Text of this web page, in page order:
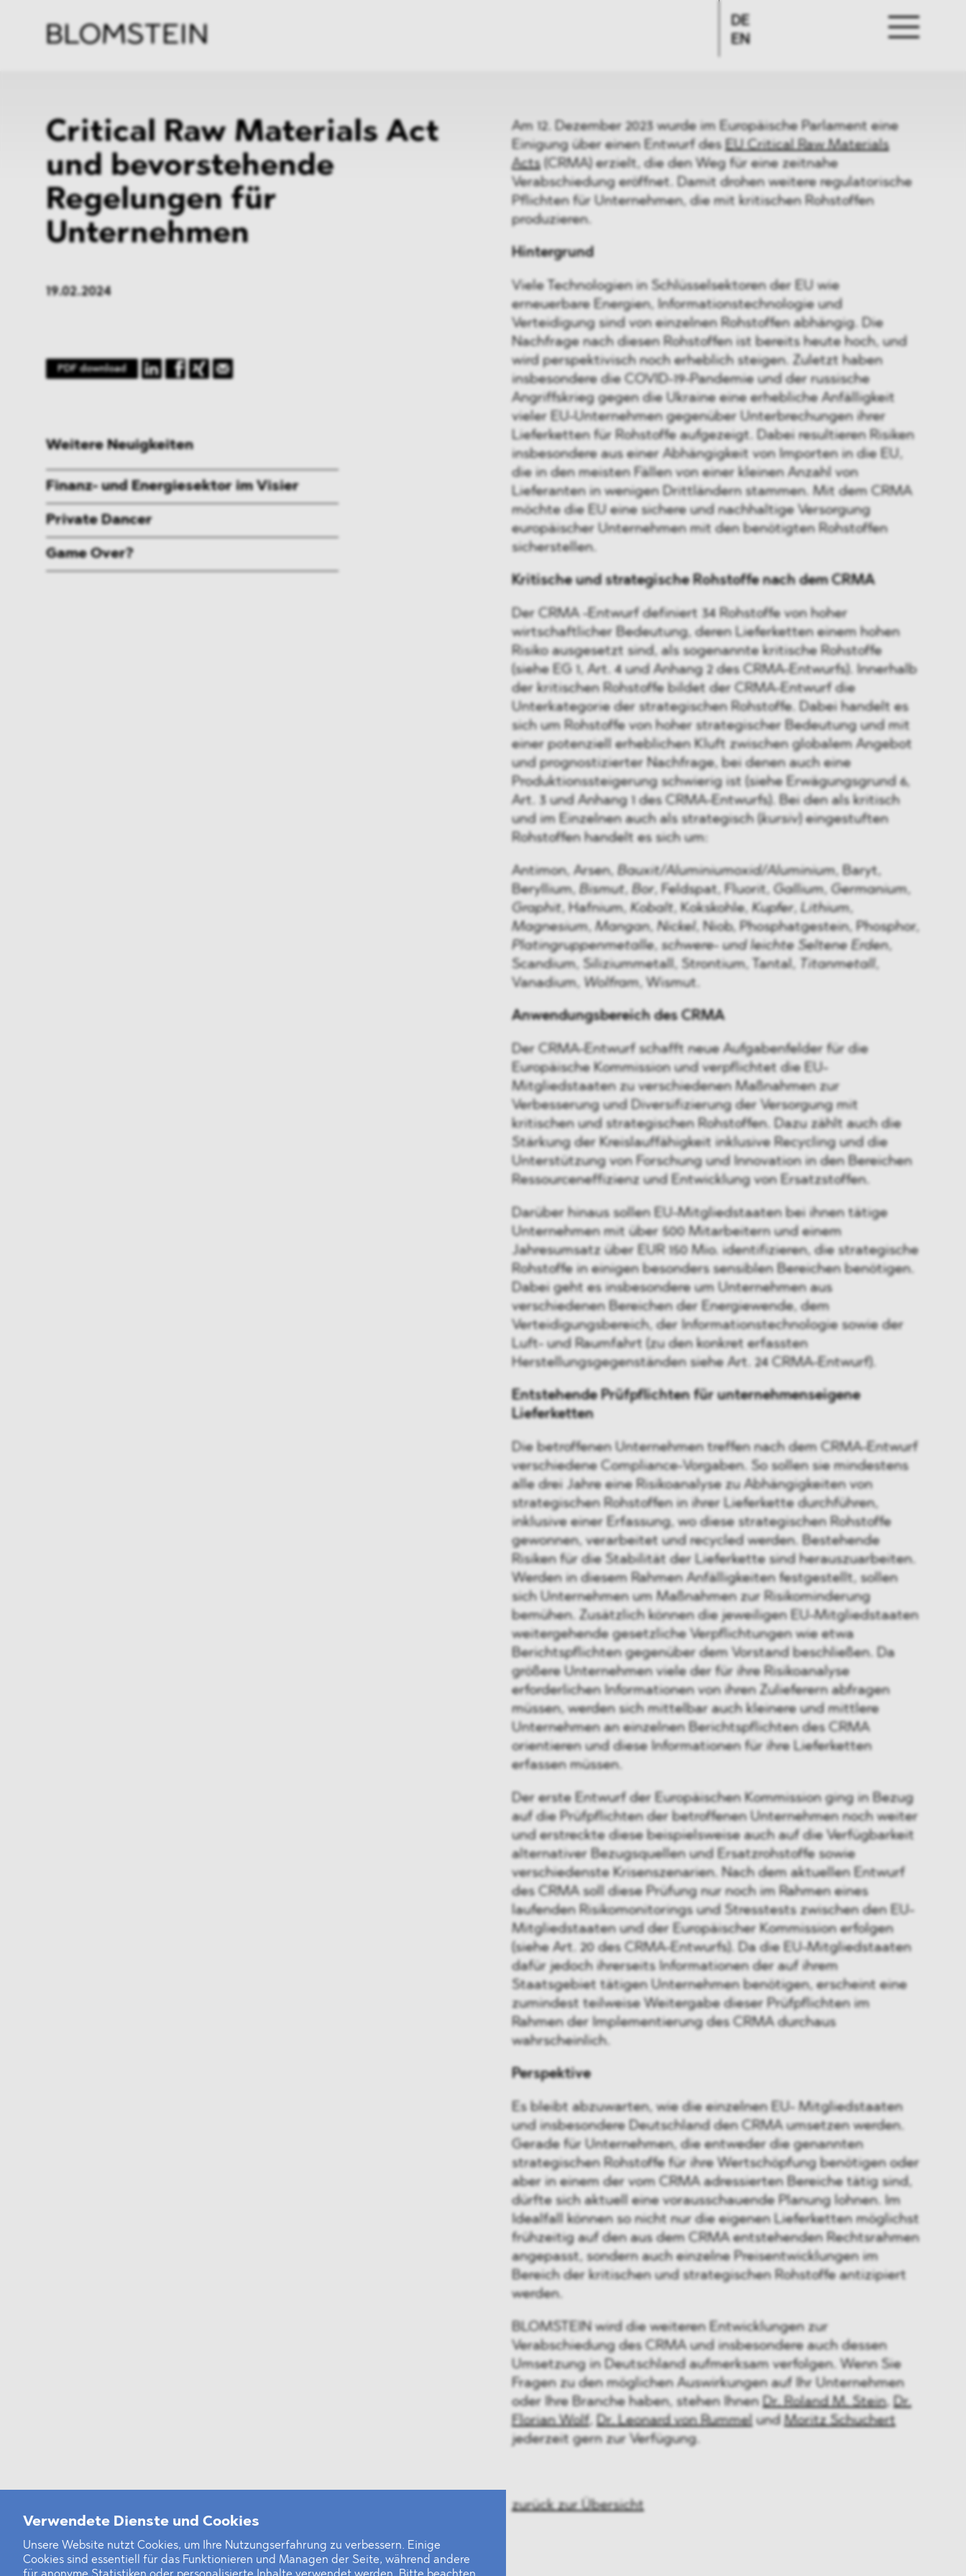
Verwendete Dienste und Cookies
Unsere Website nutzt Cookies, um Ihre Nutzungserfahrung zu verbessern. Einige
Cookies sind essentiell für das Funktionieren und Managen der Seite, während andere
DE
EN
Critical Raw Materials Act
und bevorstehende
Regelungen für
Unternehmen
19.02.2024
PDF download
Am 12. Dezember 2023 wurde im Europäische Parlament eine
Einigung über einen Entwurf des EU Critical Raw Materials
Acts(CRMA) erzielt, die den Weg für eine zeitnahe
Verabschiedung eröffnet. Damit drohen weitere regulatorische
Pflichten für Unternehmen, die mit kritischen Rohstoffen
produzieren.
Hintergrund
Viele Technologien in Schlüsselsektoren der EU wie
erneuerbare Energien, Informationstechnologie und
Verteidigung sind von einzelnen Rohstoffen abhängig. Die
Nachfrage nach diesen Rohstoffen ist bereits heute hoch, und
wird perspektivisch noch erheblich steigen. Zuletzt haben
insbesondere die COVID-19-Pandemie und der russische
Angriffskrieg gegen die Ukraine eine erhebliche Anfälligkeit
vieler EU-Unternehmen gegenüber Unterbrechungen ihrer
Lieferketten für Rohstoffe aufgezeigt. Dabei resultieren Risiken
insbesondere aus einer Abhängigkeit von Importen in die EU,
die in den meisten Fällen von einer kleinen Anzahl von
Lieferanten in wenigen Drittländern stammen. Mit dem CRMA
möchte die EU eine sichere und nachhaltige Versorgung
europäischer Unternehmen mit den benötigten Rohstoffen
sicherstellen.
Kritische und strategische Rohstoffe nach dem CRMA
Der CRMA -Entwurf definiert 34 Rohstoffe von hoher
wirtschaftlicher Bedeutung, deren Lieferketten einem hohen
Risiko ausgesetzt sind, als sogenannte kritische Rohstoffe
(siehe EG 1, Art. 4 und Anhang 2 des CRMA-Entwurfs). Innerhalb
der kritischen Rohstoffe bildet der CRMA-Entwurf die
Unterkategorie der strategischen Rohstoffe. Dabei handelt es
sich um Rohstoffe von hoher strategischer Bedeutung und mit
einer potenziell erheblichen Kluft zwischen globalem Angebot
und prognostizierter Nachfrage, bei denen auch eine
Produktionssteigerung schwierig ist (siehe Erwägungsgrund 6,
Art. 3 und Anhang 1 des CRMA-Entwurfs). Bei den als kritisch
und im Einzelnen auch als strategisch ( kursiv ) eingestuften
Rohstoffen handelt es sich um:
Antimon, Arsen, Bauxit/Aluminiumoxid/Aluminium, Baryt,
Beryllium, Bismut, Bor, Feldspat, Fluorit,Gallium,Germanium,
Graphit, Hafnium, Kobalt, Kokskohle, Kupfer, Lithium,
Magnesium, Mangan, Nickel, Niob, Phosphatgestein, Phosphor,
Platingruppenmetalle, schwere- und leichte Seltene Erden,
Scandium, Siliziummetall, Strontium, Tantal, Titanmetall,
Vanadium, Wolfram, Wismut.
Anwendungsbereich des CRMA
Der CRMA-Entwurf schafft neue Aufgabenfelder für die
Europäische Kommission und verpflichtet die EU-
Mitgliedstaaten zu verschiedenen Maßnahmen zur
Verbesserung und Diversifizierung der Versorgung mit
kritischen und strategischen Rohstoffen. Dazu zählt auch die
Stärkung der Kreislauffähigkeit inklusive Recycling und die
Unterstützung von Forschung und Innovation in den Bereichen
Ressourceneffizienz und Entwicklung von Ersatzstoffen.
Darüber hinaus sollen EU-Mitgliedstaaten bei ihnen tätige
Unternehmen mit über 500 Mitarbeitern und einem
Jahresumsatz über EUR 150 Mio. identifizieren, die strategische
Rohstoffe in einigen besonders sensiblen Bereichen benötigen.
Dabei geht es insbesondere um Unternehmen aus
verschiedenen Bereichen der Energiewende, dem
Verteidigungsbereich, der Informationstechnologie sowie der
Luft- und Raumfahrt (zu den konkret erfassten
Herstellungsgegenständen siehe Art. 24 CRMA-Entwurf).
Entstehende Prüfpflichten für unternehmenseigene
Lieferketten
Die betroffenen Unternehmen treffen nach dem CRMA-Entwurf
verschiedene Compliance-Vorgaben. So sollen sie mindestens
alle drei Jahre eine Risikoanalyse zu Abhängigkeiten von
strategischen Rohstoffen in ihrer Lieferkette durchführen,
inklusive einer Erfassung, wo diese strategischen Rohstoffe
gewonnen, verarbeitet und recycled werden. Bestehende
Risiken für die Stabilität der Lieferkette sind herauszuarbeiten.
Werden in diesem Rahmen Anfälligkeiten festgestellt, sollen
sich Unternehmen um Maßnahmen zur Risikominderung
bemühen. Zusätzlich können die jeweiligen EU-Mitgliedstaaten
weitergehende gesetzliche Verpflichtungen wie etwa
Berichtspflichten gegenüber dem Vorstand beschließen. Da
größere Unternehmen viele der für ihre Risikoanalyse
erforderlichen Informationen von ihren Zulieferern abfragen
müssen, werden sich mittelbar auch kleinere und mittlere
Unternehmen an einzelnen Berichtspflichten des CRMA
orientieren und diese Informationen für ihre Lieferketten
erfassen müssen.
Der erste Entwurf der Europäischen Kommission ging in Bezug
auf die Prüfpflichten der betroffenen Unternehmen noch weiter
und erstreckte diese beispielsweise auch auf die Verfügbarkeit
alternativer Bezugsquellen und Ersatzrohstoffe sowie
verschiedenste Krisenszenarien. Nach dem aktuellen Entwurf
des CRMA soll diese Prüfung nur noch im Rahmen eines
laufenden Risikomonitorings und Stresstests zwischen den EU-
Mitgliedstaaten und der Europäischer Kommission erfolgen
(siehe Art. 20 des CRMA-Entwurfs). Da die EU-Mitgliedstaaten
dafür jedoch ihrerseits Informationen der auf ihrem
Staatsgebiet tätigen Unternehmen benötigen, erscheint eine
zumindest teilweise Weitergabe dieser Prüfpflichten im
Rahmen der Implementierung des CRMA durchaus
wahrscheinlich.
Perspektive
Es bleibt abzuwarten, wie die einzelnen EU- Mitgliedstaaten
und insbesondere Deutschland den CRMA umsetzen werden.
Gerade für Unternehmen, die entweder die genannten
strategischen Rohstoffe für ihre Wertschöpfung benötigen oder
aber in einem der vom CRMA adressierten Bereiche tätig sind,
dürfte sich aktuell eine vorausschauende Planung lohnen. Im
Idealfall können so nicht nur die eigenen Lieferketten möglichst
frühzeitig auf den aus dem CRMA entstehenden Rechtsrahmen
angepasst, sondern auch einzelne Preisentwicklungen im
Bereich der kritischen und strategischen Rohstoffe antizipiert
werden.
BLOMSTEIN wird die weiteren Entwicklungen zur
Verabschiedung des CRMA und insbesondere auch dessen
Umsetzung in Deutschland aufmerksam verfolgen. Wenn Sie
Fragen zu den möglichen Auswirkungen auf Ihr Unternehmen
oder Ihre Branche haben, stehen Ihnen Dr. Roland M. Stein, Dr.
Florian Wolf, Dr. Leonard von Rummel und Moritz Schuchert
jederzeit gern zur Verfügung.
zurück zur Übersicht
Weitere Neuigkeiten
Finanz- und Energiesektor im Visier
Private Dancer
Game Over?